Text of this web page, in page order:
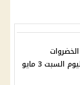
الخضروات
والفواكه تفاجئ الجميع اليوم السبت 3 مايو